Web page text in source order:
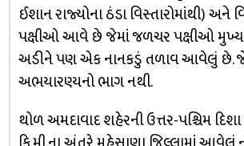
ઈશાન રાજ્યોના ઠંડા વિસ્તારોમાંથી) અને
પક્ષીઓ આવે છે જેમાં જળચર પક્ષીઓ
અડીને પણ એક નાનકડું તળાવ આવેલું છે. જે
અભયારણ્યનો ભાગ નથી.
થોળ અમદાવાદ શહેરની ઉત્તર-પશ્ચિમ